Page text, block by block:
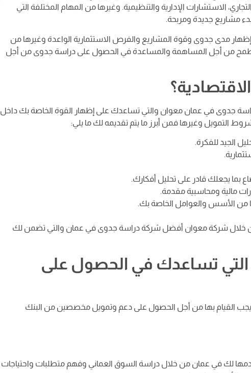
الاستشارات الإدارية والتنظيمية. وغيرها من المهام المختلفة التي
مشاريع جديدة ومربحة.
إظهار مدى جدوى وقوة المشاريع والفرص الاستثمارية الواعدة وغيرها من
نطمح من أجل المساهمة والمساعدة في الحصول على دراسة جدوى من أجل
جدوى في عمان معوان والتي تساعدك على إظهار القوة الخاصة بك داخل
التمويل وغيرها فمن أبرز ما يتم تقديمه لك ما يلي:
الجيد للفكرة.
بما يجعلك قادر على تحليل أفكارك.
مالية ومحاسبية مقدمة.
من الأسس والعوامل الخاصة بك.
خلال شركة معوان أفضل شركة دراسة جدوى في عمان والتي تضمن لك
تساعدك في الحصول على
القيام بها من أجل الحصول على دعم وتمويل مخصصين من البنك
لك في عمان من خلال دراسة السوق العماني وفهم متطلبات واحتياجات